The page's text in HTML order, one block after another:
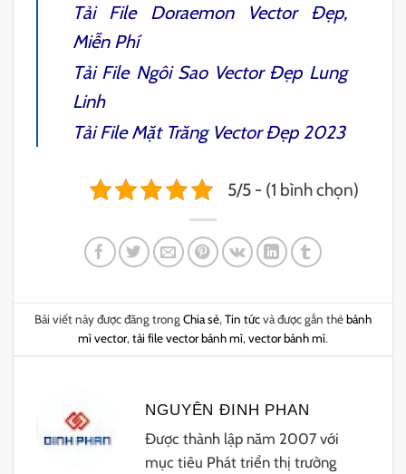
Tải File Doraemon VectorĐẹp,
Miễn Phí
Tải File Ngôi Sao VectorĐẹp Lung
Linh
Tải FileMặt Trăng VectorĐẹp 2023
5/5 - (1 bình chọn)
Bài viết này được đăng trongChia sẻ, Tin tứcvà được gắn thẻbánh
mì vector, tải file vector bánh mì, vector bánh mì.
NGUYÊN ĐINH PHAN
Được thành lập năm 2007 với
mục tiêu Phát triển thị trường